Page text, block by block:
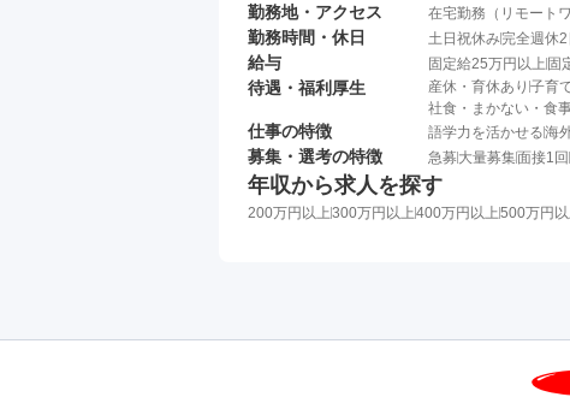
勤務地・アクセス 在宅勤務（リモート
勤務時間・休日 土日祝休み完全週休2
給与 固定給25万円以上 固
待遇・福利厚生 産休・育休あり 子育
社食・まかない・食
仕事の特徴 語学力を活かせる海
募集・選考の特徴 急募 大量募集面接1回
年収から求人を探す
200万円以上300万円以上400万円以上500万円